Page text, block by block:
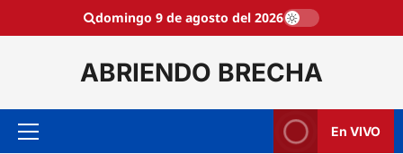
domingo 9 de agosto del 2026
ABRIENDO BRECHA
Menú
En VIVO